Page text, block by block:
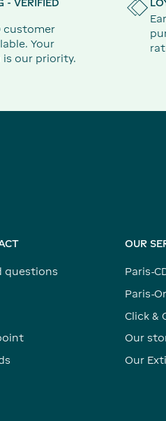
customer
Your
our priority.
questions
OUR
Paris-
Paris-
Click &
Our
Our